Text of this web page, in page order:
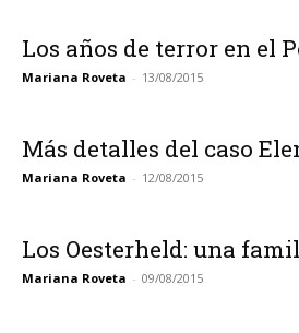
Los años de terror en el
Mariana Roveta - 13/08/2015
Más detalles del caso
Mariana Roveta - 12/08/2015
Los Oesterheld: una
Mariana Roveta - 09/08/2015